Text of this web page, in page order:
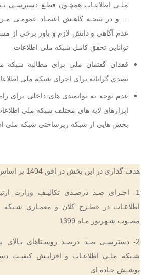
ملـی اطلاعـات همچـون قطـع دسترسـی
... و در نتیجـه کاهـش اعتمـاد عمومـی
عدم آگاهی و دانش لازم و باور برخی از
توانایی تحقق کامل شبکه ملی اطلاعات
فقدان گفتمان ملی برای مطالبه شبکه
تصدی گرایانه برای اجرای شبکه ملی
عدم توجه به توانمندی های داخلی برای
ابزارهای لایه های مختلف شبکه ملی
بخش هایی از شبکه زیرساختی شبکه ملی
هدف گذاری در این بخش در افق 1404 بر اساس اسناد بالا دستی:
1- اجـرای صـد درصـدی تکالیـف وزارت
اطلاعـات در «طـرح کلان و معمـاری شـبکه
مصـوب شـهریور مـاه 1399
2- دسترسـی صـد درصـد روسـتاهای بـالای
شـبکه ملـی اطلاعـات و افزایـش کیفیـت
پوشـش جـاده ای